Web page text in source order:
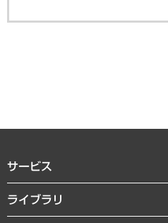
サービス
経営戦略
組織・人事戦略
ライブラリ